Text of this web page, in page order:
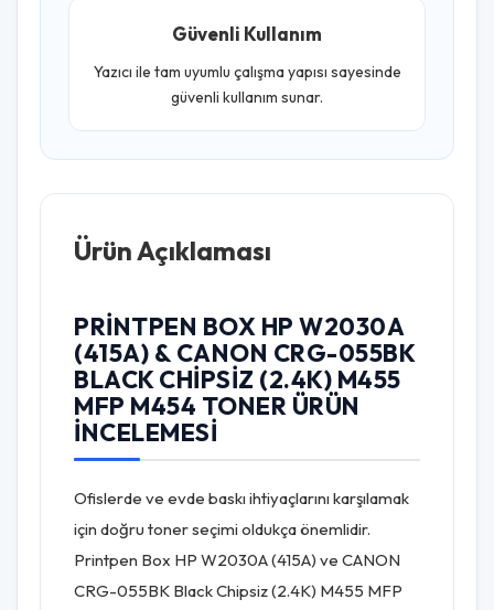
Güvenli Kullanım
Yazıcı ile tam uyumlu çalışma yapısı sayesinde
güvenli kullanım sunar.
Ürün Açıklaması
PRINTPEN BOX HP W2030A
(415A) & CANON CRG-055BK
BLACK CHIPSIZ (2.4K) M455
MFP M454 TONER ÜRÜN
İNCELEMESI
Ofislerde ve evde baskı ihtiyaçlarını karşılamak
için doğru toner seçimi oldukça önemlidir.
Printpen Box HP W2030A (415A) ve CANON
CRG-055BK Black Chipsiz (2.4K) M455 MFP